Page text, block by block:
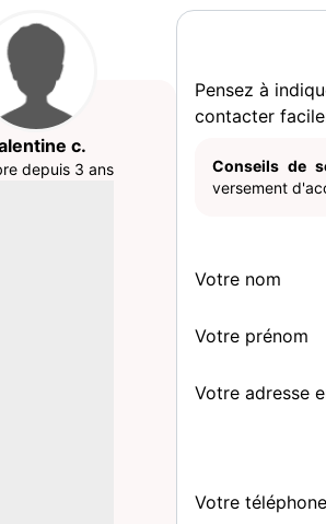
c.
depuis 3 ans
Pensez à
contacter
Conseils de
versement
Votre nom
Votre prénom
Votre adresse
Votre téléphone